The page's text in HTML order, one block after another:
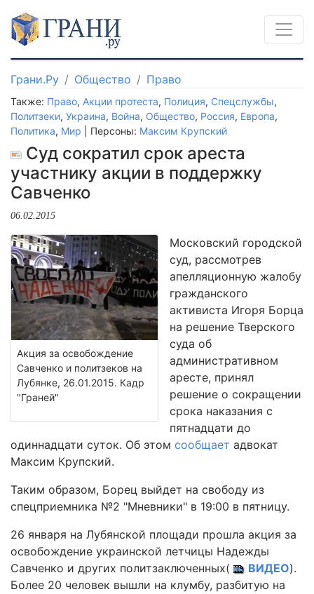
Грани.Ру Общество Право
Также: Право, Акции протеста, Полиция, Спецслужбы,
Политзеки, Украина, Война, Общество, Россия, Европа,
Политика, Мир | Персоны: Максим Крупский
Суд сократил срок ареста
участнику акции в поддержку
Савченко
06.02.2015
Акция за освобождение
Савченко и политзеков на
Лубянке, 26.01.2015. Кадр
"Граней"
Московский городской
суд, рассмотрев
апелляционную жалобу
гражданского
активиста Игоря Борца
на решение Тверского
суда об
административном
аресте, принял
решение о сокращении
срока наказания с
пятнадцати до
одиннадцати суток. Об этом сообщает адвокат
Максим Крупский.
Таким образом, Борец выйдет на свободу из
спецприемника №2 "Мневники" в 19:00 в пятницу.
26 января на Лубянской площади прошла акция за
освобождение украинской летчицы Надежды
Савченко и других политзаключенных(
ВИДЕО).
Более 20 человек вышли на клумбу, разбитую на